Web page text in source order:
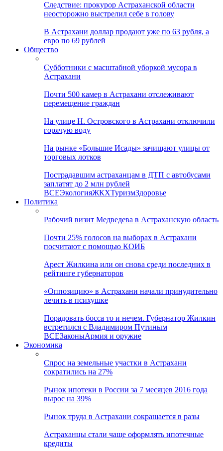
Следствие: прокурор Астраханской области
неосторожно выстрелил себе в голову
В Астрахани доллар продают уже по 63 рубля, а
евро по 69 рублей
Общество
Субботники с масштабной уборкой мусора в
Астрахани
Почти 500 камер в Астрахани отслеживают
перемещение граждан
На улице Н. Островского в Астрахани отключили
горячую воду
На рынке «Большие Исады» зачищают улицы от
торговых лотков
Пострадавшим астраханцам в ДТП с автобусами
заплатят до 2 млн рублей
ВСЕЭкологияЖКХТуризмЗдоровье
Политика
Рабочий визит Медведева в Астраханскую область
Почти 25% голосов на выборах в Астрахани
посчитают с помощью КОИБ
Арест Жилкина или он снова среди последних в
рейтинге губернаторов
«Оппозицию» в Астрахани начали принудительно
лечить в психушке
Порадовать босса то и нечем. Губернатор Жилкин
встретился с Владимиром Путиным
ВСЕЗаконыАрмия и оружие
Экономика
Спрос на земельные участки в Астрахани
сократились на 27%
Рынок ипотеки в России за 7 месяцев 2016 года
вырос на 39%
Рынок труда в Астрахани сокращается в разы
Астраханцы стали чаще оформлять ипотечные
кредиты